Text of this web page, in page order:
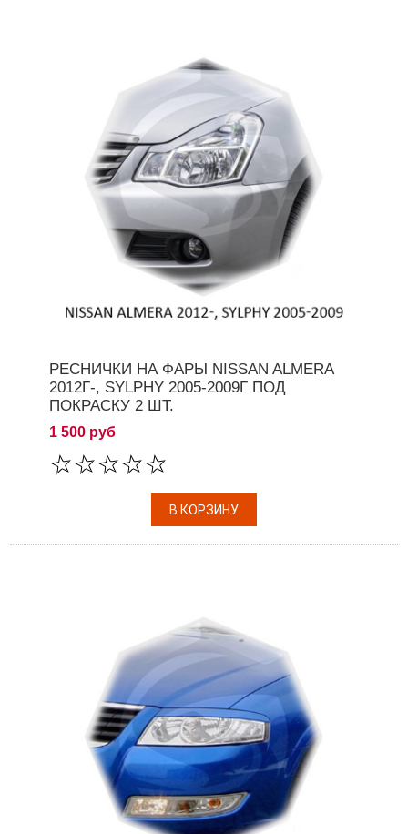
РЕСНИЧКИ НА ФАРЫ NISSAN ALMERA
2012Г-, SYLPHY 2005-2009Г ПОД
ПОКРАСКУ 2 ШТ.
1 500 руб